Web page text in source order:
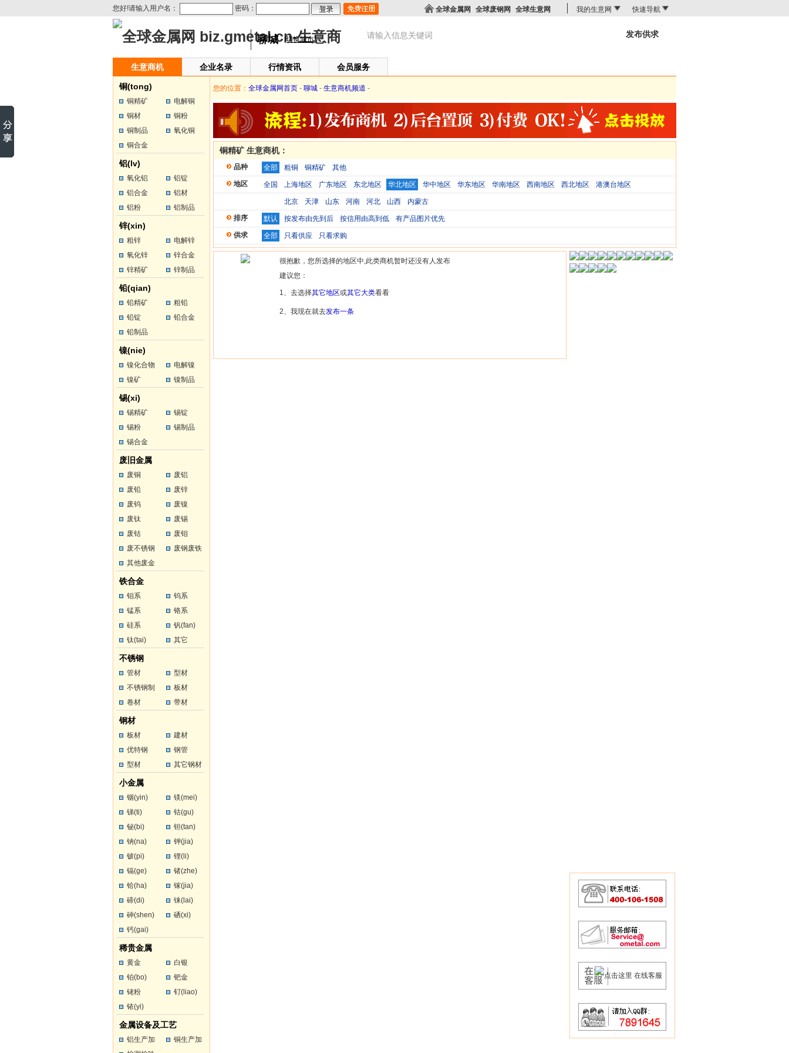
您好!请输入用户名： 密码： 全球金属网 全球废钢网 全球生意网 我的生意网 快速导航
聊城 [切换城市]
发布供求
生意商机 企业名录 行情资讯 会员服务
铜(tong)
铜精矿
电解铜
铜材
铜粉
铜制品
氧化铜
铜合金
铝(lv)
氧化铝
铝锭
铝合金
铝材
铝粉
铝制品
锌(xin)
粗锌
电解锌
氧化锌
锌合金
锌精矿
锌制品
铅(qian)
铅精矿
粗铅
铅锭
铅合金
铅制品
镍(nie)
镍化合物
电解镍
镍矿
镍制品
锡(xi)
锡精矿
锡锭
锡粉
锡制品
锡合金
废旧金属
废铜
废铝
废铅
废锌
废钨
废镍
废钛
废锡
废钴
废钼
废不锈钢
废钢废铁
其他废金
属铁合金
钼系
钨系
锰系
铬系
硅系
钒(fan)
钛(tai)
其它
不锈钢
管材
型材
不锈钢制
品
板材
卷材
带材
钢材
板材
建材
优特钢
钢管
型材
其它钢材
小金属
铟(yin)
镁(mei)
锑(ti)
钴(gu)
铋(bi)
钽(tan)
钠(na)
钾(jia)
铍(pi)
锂(li)
镉(ge)
锗(zhe)
铪(ha)
镓(jia)
碲(di)
铼(lai)
砷(shen)
硒(xi)
钙(gai)
稀贵金属
黄金
白银
铂(bo)
钯金
铑粉
钌(liao)
铱(yi)
金属设备及工艺
铝生产加
铜生产加
您的位置： 全球金属网首页 - 聊城 - 生意商机频道 -
铜精矿 生意商机：
品种 全部 粗铜 铜精矿
其他
地区
全国 上海地区 广东地区 东北地区 华北地区 华中地区 华东地区 华南地区 西南地区 西北地区 港澳台地区
北京 天津 山东 河南 河北 山西
内蒙古
排序
默认 按发布由先到后 按信用由高到低
有产品图片优先
供求
全部 只看供应 只看求购
很抱歉，您所选择的地区中,此类商机暂时还没有人发布
建议您：
1、去选择其它地区或其它大类看看
2、我现在就去发布一条